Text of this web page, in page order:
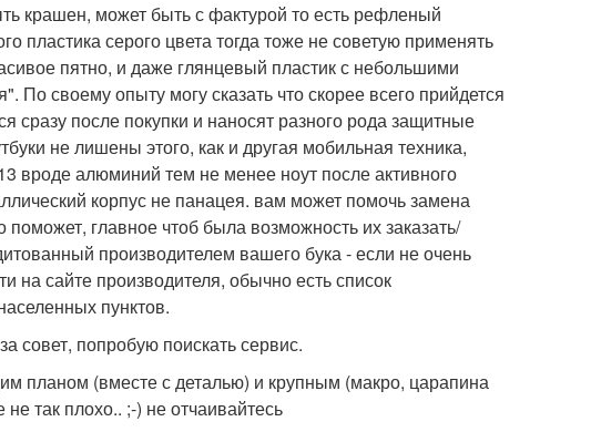
крашен, может быть с фактурой то есть рефленый
пластика серого цвета тогда тоже не советую применять
пятно, и даже глянцевый пластик с небольшими
По своему опыту могу сказать что скорее всего прийдется
сразу после покупки и наносят разного рода защитные
не лишены этого, как и другая мобильная техника,
вроде алюминий тем не менее ноут после активного
корпус не панацея. вам может помочь замена
главное чтоб была возможность их заказать/
производителем вашего бука - если не очень
на сайте производителя, обычно есть список
пунктов.
совет, попробую поискать сервис.
планом (вместе с деталью) и крупным (макро, царапина
так плохо.. ;-) не отчаивайтесь